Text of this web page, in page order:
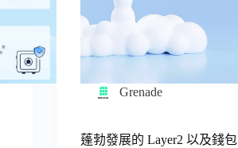
Grenade
蓬勃發展的 Layer2 以及錢包